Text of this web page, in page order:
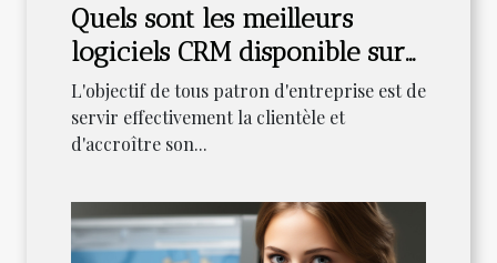
Quels sont les meilleurs
logiciels CRM disponible sur
la toile ?
L'objectif de tous patron d'entreprise est de
servir effectivement la clientèle et
d'accroître son...